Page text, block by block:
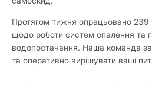
Протягом тижня опрацьовано 239
щодо роботи систем опалення та
водопостачання. Наша команда
та оперативно вирішувати ваші